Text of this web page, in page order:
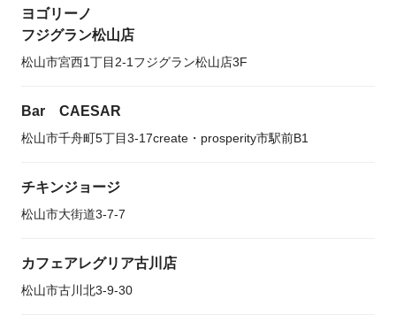
ヨゴリーノ
フジグラン松山店
松山市宮西1丁目2-1フジグラン松山店3F
Bar CAESAR
松山市千舟町5丁目3-17create・prosperity市駅前B1
チキンジョージ
松山市大街道3-7-7
カフェアレグリア古川店
松山市古川北3-9-30